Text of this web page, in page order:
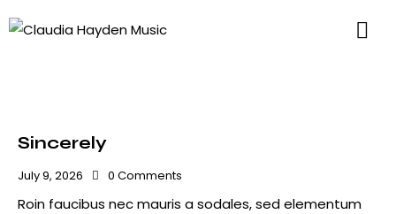
Sincerely
July 9, 2026 0 Comments
Roin faucibus nec mauris a sodales, sed elementum